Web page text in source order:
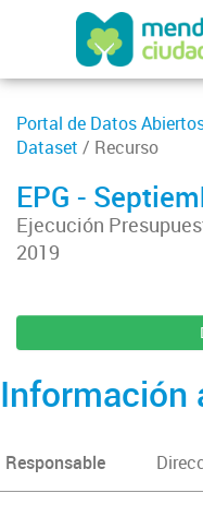
Portal de Datos
Dataset / Recurso
EPG -
Ejecución
2019
Información
Responsable